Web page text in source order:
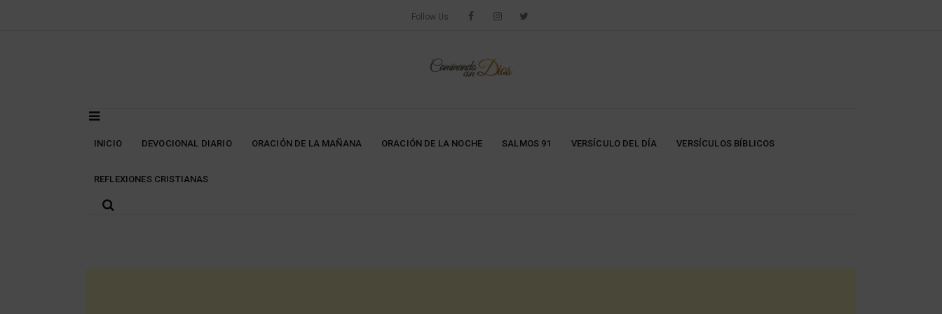
Follow Us
INICIO DEVOCIONAL DIARIO ORACIÓN DE LA MAÑANA ORACIÓN DE LA NOCHE SALMOS 91 VERSÍCULO DEL DÍA VERSÍCULOS BÍBLICOS
REFLEXIONES CRISTIANAS